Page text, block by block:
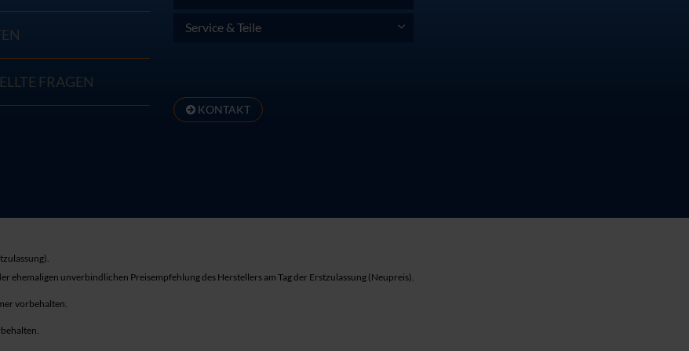
FRAGEN
Service & Teile
KONTAKT
ehemaligen unverbindlichen Preisempfehlung des Herstellers am Tag der Erstzulassung (Neupreis).
vorbehalten.